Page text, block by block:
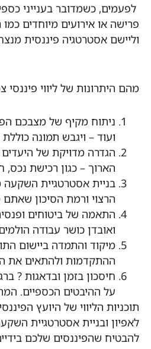
לפעמים, כשמדובר בענייני
פרישה או אירועים מיוחדים
וליישם אסטרטגיה פיננסית
מהם היתרונות של ליווי
ניתוח מקיף של מצבכם
ועוד – ויגבש תמונה
הגדרה מדויקת של
הארוך – כגון רכישת נכס,
בניית אסטרטגיית השקעה
הרצוי ורמת הסיכון
התאמה של ביטוחים
ואובדן כושר עבודה
מיקוד והתמדה ביישום
ההתקדמות ולהתאים את
חיסכון בזמן ובדאגות ?
על ההיבטים הכספיים.
לאפיון ובניית אסטרטגיית
להבטיח שהפיננסים שלכם